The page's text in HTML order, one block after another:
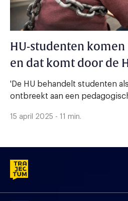
HU-studenten
en dat komt door de
'De HU behandelt studenten
ontbreekt aan een
15 april 2025 - 11 min.